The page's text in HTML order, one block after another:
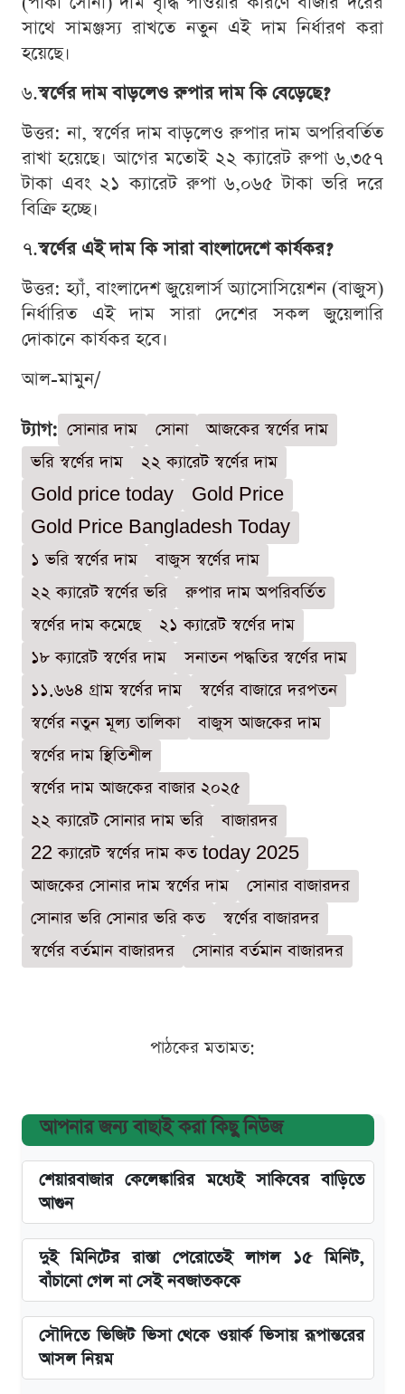
সাথে সামঞ্জস্য রাখতে নতুন এই দাম নির্ধারণ করা
হয়েছে।
৬.স্বর্ণের দাম বাড়লেও রুপার দাম কি বেড়েছে?
উত্তর: না, স্বর্ণের দাম বাড়লেও রুপার দাম অপরিবর্তিত
রাখা হয়েছে। আগের মতোই ২২ ক্যারেট রুপা ৬,৩৫৭
টাকা এবং ২১ ক্যারেট রুপা ৬,০৬৫ টাকা ভরি দরে
বিক্রি হচ্ছে।
৭.স্বর্ণের এই দাম কি সারা বাংলাদেশে কার্যকর?
উত্তর: হ্যাঁ, বাংলাদেশ জুয়েলার্স অ্যাসোসিয়েশন (বাজুস)
নির্ধারিত এই দাম সারা দেশের সকল জুয়েলারি
দোকানে কার্যকর হবে।
আল-মামুন/
ট্যাগ: সোনার দাম সোনা
আজকের স্বর্ণের দাম
ভরি স্বর্ণের দাম
২২ ক্যারেট স্বর্ণের দাম
Gold price today
Gold Price
Gold Price Bangladesh Today
১ ভরি স্বর্ণের দাম
বাজুস স্বর্ণের দাম
২২ ক্যারেট স্বর্ণের ভরি
রুপার দাম অপরিবর্তিত
স্বর্ণের দাম কমেছে
২১ ক্যারেট স্বর্ণের দাম
১৮ ক্যারেট স্বর্ণের দাম
সনাতন পদ্ধতির স্বর্ণের দাম
১১.৬৬৪ গ্রাম স্বর্ণের দাম
স্বর্ণের বাজারে দরপতন
স্বর্ণের নতুন মূল্য তালিকা
বাজুস আজকের দাম
স্বর্ণের দাম স্থিতিশীল
স্বর্ণের দাম আজকের বাজার ২০২৫
২২ ক্যারেট সোনার দাম ভরি
বাজারদর
22 ক্যারেট স্বর্ণের দাম কত today 2025
আজকের সোনার দাম স্বর্ণের দাম
সোনার বাজারদর
সোনার ভরি সোনার ভরি কত
স্বর্ণের বাজারদর
স্বর্ণের বর্তমান বাজারদর
সোনার বর্তমান বাজারদর
পাঠকের মতামত:
আপনার জন্য বাছাই করা কিছু নিউজ
শেয়ারবাজার কেলেঙ্কারির মধ্যেই সাকিবের বাড়িতে
আগুন
দুই মিনিটের রাস্তা পেরোতেই লাগল ১৫ মিনিট,
বাঁচানো গেল না সেই নবজাতককে
সৌদিতে ভিজিট ভিসা থেকে ওয়ার্ক ভিসায় রূপান্তরের
আসল নিয়ম